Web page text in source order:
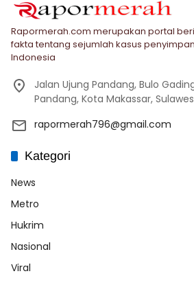
Rapormerah.com merupakan portal
fakta tentang sejumlah kasus
Indonesia
Jalan Ujung Pandang, Bulo
Pandang, Kota Makassar,
rapormerah796@gmail.com
Kategori
News
Metro
Hukrim
Nasional
Viral